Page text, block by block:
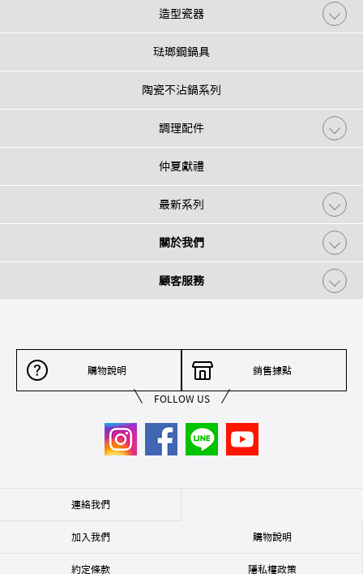
造型瓷器
琺瑯鋼鍋具
陶瓷不沾鍋系列
調理配件
仲夏獻禮
最新系列
關於我們
顧客服務
購物說明 銷售據點
FOLLOW US
連絡我們
加入我們 購物說明
約定條款 隱私權政策